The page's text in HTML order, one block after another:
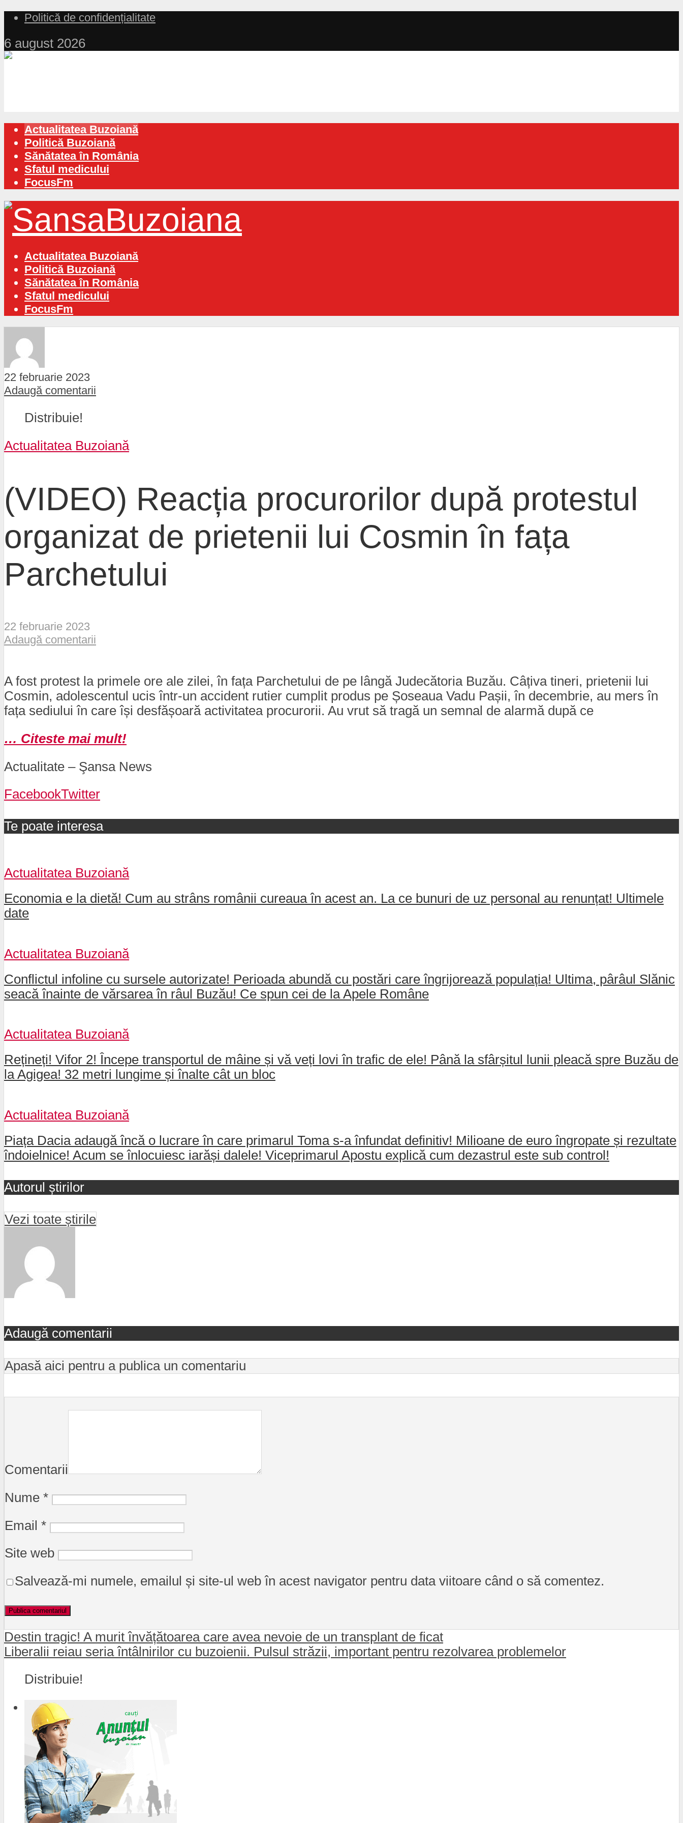
Politică de confidențialitate
6 august 2026
Actualitatea Buzoiană
Politică Buzoiană
Sănătatea în România
Sfatul medicului
FocusFm
Actualitatea Buzoiană
Politică Buzoiană
Sănătatea în România
Sfatul medicului
FocusFm
22 februarie 2023
Adaugă comentarii
Distribuie!
Actualitatea Buzoiană
(VIDEO) Reacția procurorilor după protestul
organizat de prietenii lui Cosmin în fața
Parchetului
22 februarie 2023
Adaugă comentarii
A fost protest la primele ore ale zilei, în fața Parchetului de pe lângă Judecătoria Buzău. Câțiva tineri, prietenii lui
Cosmin, adolescentul ucis într-un accident rutier cumplit produs pe Șoseaua Vadu Pașii, în decembrie, au mers în
fața sediului în care își desfășoară activitatea procurorii. Au vrut să tragă un semnal de alarmă după ce
… Citeste mai mult!
Actualitate – Şansa News
FacebookTwitter
Te poate interesa
Actualitatea Buzoiană
Economia e la dietă! Cum au strâns românii cureaua în acest an. La ce bunuri de uz personal au renunțat! Ultimele
date
Actualitatea Buzoiană
Conflictul infoline cu sursele autorizate! Perioada abundă cu postări care îngrijorează populația! Ultima, pârâul Slănic
seacă înainte de vărsarea în râul Buzău! Ce spun cei de la Apele Române
Actualitatea Buzoiană
Rețineți! Vifor 2! Începe transportul de mâine și vă veți lovi în trafic de ele! Până la sfârșitul lunii pleacă spre Buzău de
la Agigea! 32 metri lungime și înalte cât un bloc
Actualitatea Buzoiană
Piața Dacia adaugă încă o lucrare în care primarul Toma s-a înfundat definitiv! Milioane de euro îngropate și rezultate
îndoielnice! Acum se înlocuiesc iarăși dalele! Viceprimarul Apostu explică cum dezastrul este sub control!
Autorul știrilor
Vezi toate știrile
Adaugă comentarii
Apasă aici pentru a publica un comentariu
Comentarii
Nume *
Email *
Site web
Salvează-mi numele, emailul și site-ul web în acest navigator pentru data viitoare când o să comentez.
Destin tragic! A murit învățătoarea care avea nevoie de un transplant de ficat
Liberalii reiau seria întâlnirilor cu buzoienii. Pulsul străzii, important pentru rezolvarea problemelor
Distribuie!